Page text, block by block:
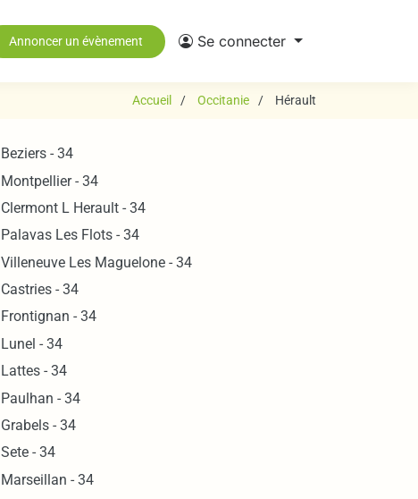
Annoncer un évènement Se connecter
Accueil Occitanie Hérault
Beziers - 34
Montpellier - 34
Clermont L Herault - 34
Palavas Les Flots - 34
Villeneuve Les Maguelone - 34
Castries - 34
Frontignan - 34
Lunel - 34
Lattes - 34
Paulhan - 34
Grabels - 34
Sete - 34
Marseillan - 34